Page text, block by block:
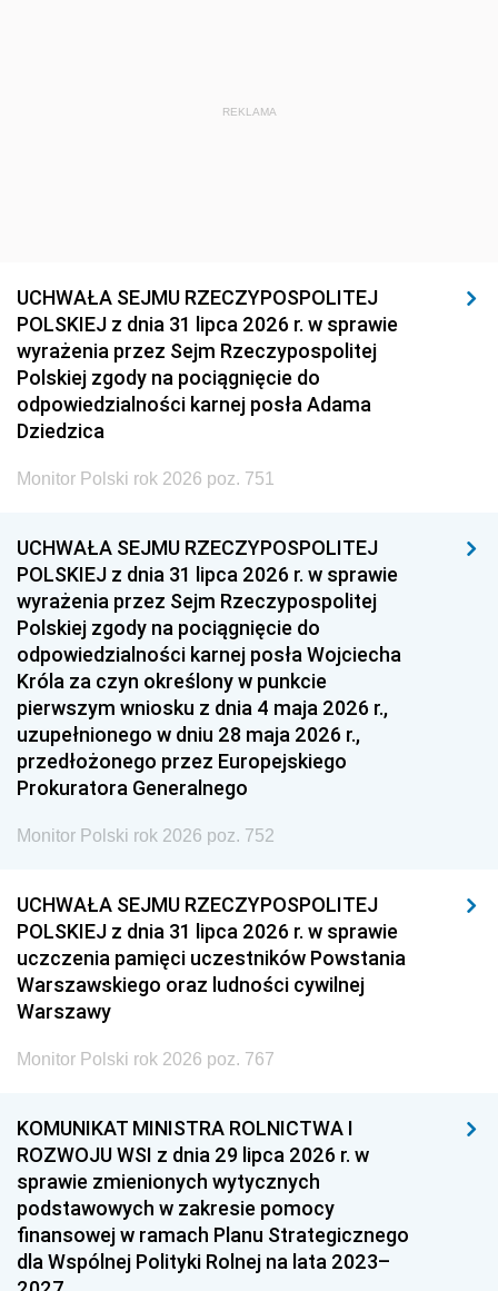
REKLAMA
UCHWAŁA SEJMU RZECZYPOSPOLITEJ
POLSKIEJ z dnia 31 lipca 2026 r. w sprawie
wyrażenia przez Sejm Rzeczypospolitej
Polskiej zgody na pociągnięcie do
odpowiedzialności karnej posła Adama
Dziedzica
Monitor Polski rok 2026 poz. 751
UCHWAŁA SEJMU RZECZYPOSPOLITEJ
POLSKIEJ z dnia 31 lipca 2026 r. w sprawie
wyrażenia przez Sejm Rzeczypospolitej
Polskiej zgody na pociągnięcie do
odpowiedzialności karnej posła Wojciecha
Króla za czyn określony w punkcie
pierwszym wniosku z dnia 4 maja 2026 r.,
uzupełnionego w dniu 28 maja 2026 r.,
przedłożonego przez Europejskiego
Prokuratora Generalnego
Monitor Polski rok 2026 poz. 752
UCHWAŁA SEJMU RZECZYPOSPOLITEJ
POLSKIEJ z dnia 31 lipca 2026 r. w sprawie
uczczenia pamięci uczestników Powstania
Warszawskiego oraz ludności cywilnej
Warszawy
Monitor Polski rok 2026 poz. 767
KOMUNIKAT MINISTRA ROLNICTWA I
ROZWOJU WSI z dnia 29 lipca 2026 r. w
sprawie zmienionych wytycznych
podstawowych w zakresie pomocy
finansowej w ramach Planu Strategicznego
dla Wspólnej Polityki Rolnej na lata 2023–